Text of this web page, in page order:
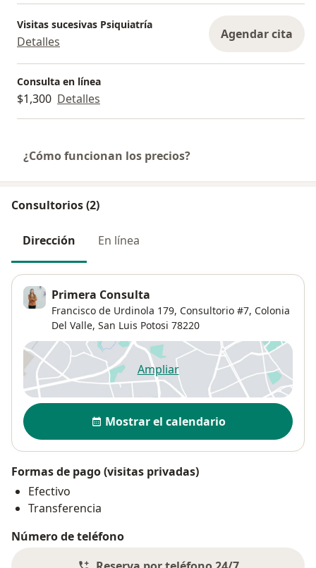
Visitas sucesivas Psiquiatría
Detalles Agendar cita
Consulta en línea
$1,300 Detalles
¿Cómo funcionan los precios?
Consultorios (2)
Dirección En línea
Primera Consulta
Francisco de Urdinola 179, Consultorio #7, Colonia
Del Valle, San Luis Potosi 78220
Ampliarse abre en una nueva
Disponibilidad
Mostrar el calendario
Formas de pago (visitas privadas)
Efectivo
Transferencia
Número de teléfono